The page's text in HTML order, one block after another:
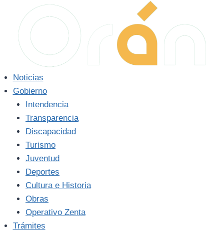
contenido
Noticias
Gobierno
Intendencia
Transparencia
Discapacidad
Turismo
Juventud
Deportes
Cultura e Historia
Obras
Operativo Zenta
Trámites